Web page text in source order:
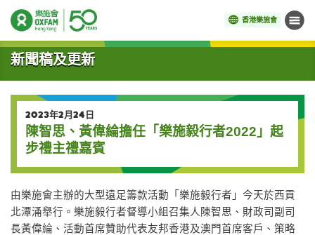
香港樂施會 目錄
開始主要內容
新聞稿及更新
2023年2月24日
陳智思、黃偉綸擔任「樂施毅行者2022」起
步禮主禮嘉賓
由樂施會主辦的大型遠足籌款活動「樂施毅行者」今天於西貢
北潭涌舉行。樂施毅行者督導小組召集人陳智思、財政司副司
長黃偉綸、活動首席贊助代表友邦香港及澳門首席客戶、策略